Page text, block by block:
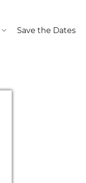
Save the Dates